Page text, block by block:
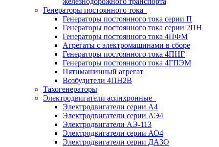
Генераторы постоянного тока
Генераторы постоянного тока серии П
Генераторы постоянного тока серии 2ПН
Генераторы постоянного тока 4ПФМ
Агрегаты с электромашинами в сборе
Генераторы постоянного тока 4ПНГ
Генераторы постоянного тока 4ГПЭМ
Пятимашинный агрегат
Возбудители 4ПН2В
Тахогенераторы
Электродвигатели асинхронные
Электродвигатели серии А4
Электродвигатели серии АЭ4
Электродвигатели АЭ-113
Электродвигатели серии АО4
Электродвигатели серии ДАЗО